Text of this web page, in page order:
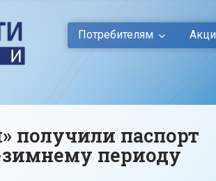
Потребителям
получили паспорт
зимнему периоду